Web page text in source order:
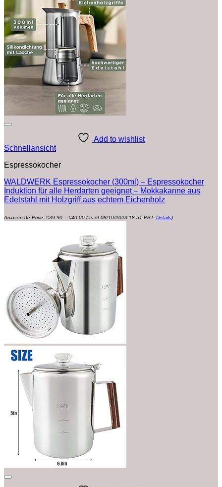
Add to wishlist
Schnellansicht
Espressokocher
WALDWERK Espressokocher (300ml) – Espressokocher
Induktion für alle Herdarten geeignet – Mokkakanne aus
Edelstahl mit Holzgriff aus echtem Eichenholz
Amazon.de Price: €39.90 – €40.00€39.90
(as of 08/10/2023 18:51 PST- Details)